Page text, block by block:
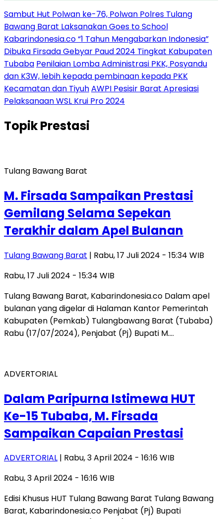
Sambut Hut Polwan ke-76, Polwan Polres Tulang
Bawang Barat Laksanakan Goes to School
Kabarindonesia.co “1 Tahun Mengabarkan Indonesia”
Dibuka Firsada Gebyar Paud 2024 Tingkat Kabupaten
Tubaba Penilaian Lomba Administrasi PKK, Posyandu
dan K3W, lebih kepada pembinaan kepada PKK
Kecamatan dan TiyuhAWPI Pesisir Barat Apresiasi
Pelaksanaan WSL Krui Pro 2024
TopikPrestasi
Tulang Bawang Barat
M. Firsada Sampaikan Prestasi
Gemilang Selama Sepekan
Terakhir dalam Apel Bulanan
Tulang Bawang Barat | Rabu, 17 Juli 2024 - 15:34 WIB
Rabu, 17 Juli 2024 - 15:34 WIB
Tulang Bawang Barat, Kabarindonesia.co Dalam apel
bulanan yang digelar di Halaman Kantor Pemerintah
Kabupaten (Pemkab) Tulangbawang Barat (Tubaba)
Rabu (17/07/2024), Penjabat (Pj) Bupati M….
ADVERTORIAL
Dalam Paripurna Istimewa HUT
Ke-15 Tubaba, M. Firsada
Sampaikan Capaian Prestasi
ADVERTORIAL | Rabu, 3 April 2024 - 16:16 WIB
Rabu, 3 April 2024 - 16:16 WIB
Edisi Khusus HUT Tulang Bawang Barat Tulang Bawang
Barat, Kabarindonesia.co Penjabat (Pj) Bupati